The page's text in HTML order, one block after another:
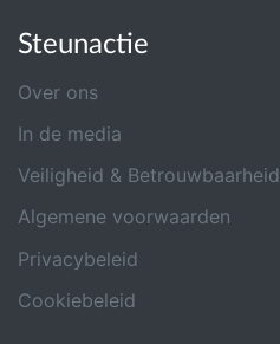
Steunactie
Over ons
In de media
Veiligheid & Betrouwbaarheid
Algemene voorwaarden
Privacybeleid
Cookiebeleid